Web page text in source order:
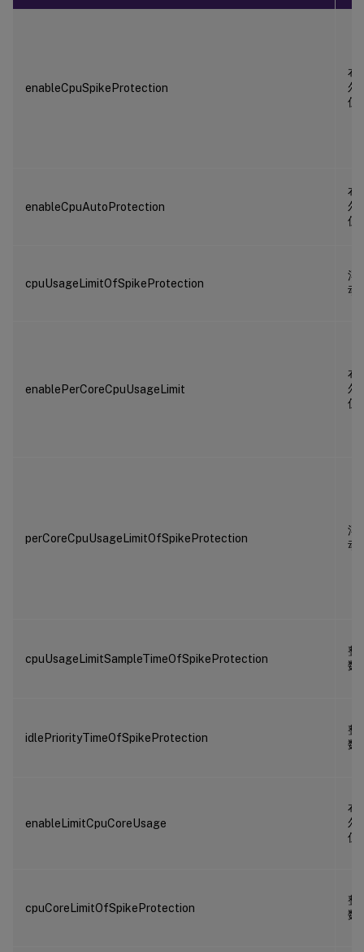
enableCpuSpikeProtection
布
尔
值
enableCpuAutoProtection
布
尔
值
cpuUsageLimitOfSpikeProtection
浮
动
enablePerCoreCpuUsageLimit
布
尔
值
perCoreCpuUsageLimitOfSpikeProtection
浮
动
cpuUsageLimitSampleTimeOfSpikeProtection
整
数
idlePriorityTimeOfSpikeProtection
整
数
enableLimitCpuCoreUsage
布
尔
值
cpuCoreLimitOfSpikeProtection
整
数